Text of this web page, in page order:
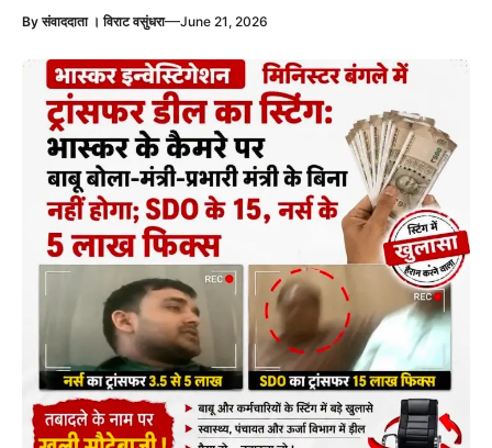
Byसंवाददाता । विराट वसुंधरा—June 21, 2026